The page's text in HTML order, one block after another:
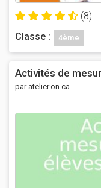
(8)
Classe :
4ème
Activités de
par atelier.on.ca